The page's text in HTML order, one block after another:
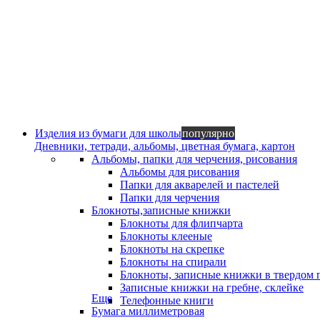
Изделия из бумаги для школыпопулярно
Дневники, тетради, альбомы, цветная бумага, картон
Альбомы, папки для черчения, рисования
Альбомы для рисования
Папки для акварелей и пастелей
Папки для черчения
Блокноты,записные книжки
Блокноты для флипчарта
Блокноты клееные
Блокноты на скрепке
Блокноты на спирали
Блокноты, записные книжки в твердом
Записные книжки на гребне, склейке
Телефонные книги
Еще
Бумага миллиметровая